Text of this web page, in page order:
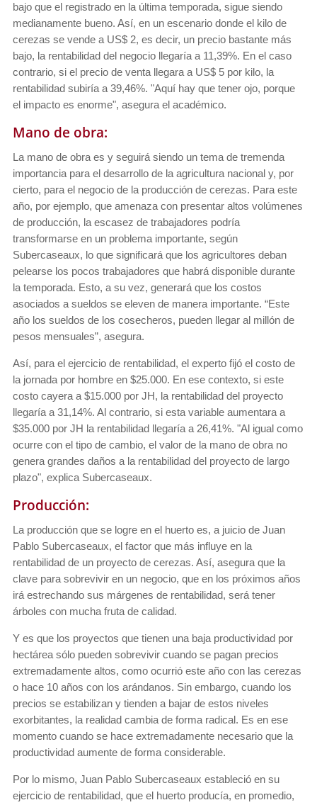
bajo que el registrado en la última temporada, sigue siendo
medianamente bueno. Así, en un escenario donde el kilo de
cerezas se vende a US$ 2, es decir, un precio bastante más
bajo, la rentabilidad del negocio llegaría a 11,39%. En el caso
contrario, si el precio de venta llegara a US$ 5 por kilo, la
rentabilidad subiría a 39,46%. "Aquí hay que tener ojo, porque
el impacto es enorme", asegura el académico.
Mano de obra:
La mano de obra es y seguirá siendo un tema de tremenda
importancia para el desarrollo de la agricultura nacional y, por
cierto, para el negocio de la producción de cerezas. Para este
año, por ejemplo, que amenaza con presentar altos volúmenes
de producción, la escasez de trabajadores podría
transformarse en un problema importante, según
Subercaseaux, lo que significará que los agricultores deban
pelearse los pocos trabajadores que habrá disponible durante
la temporada. Esto, a su vez, generará que los costos
asociados a sueldos se eleven de manera importante. “Este
año los sueldos de los cosecheros, pueden llegar al millón de
pesos mensuales”, asegura.
Así, para el ejercicio de rentabilidad, el experto fijó el costo de
la jornada por hombre en $25.000. En ese contexto, si este
costo cayera a $15.000 por JH, la rentabilidad del proyecto
llegaría a 31,14%. Al contrario, si esta variable aumentara a
$35.000 por JH la rentabilidad llegaría a 26,41%. "Al igual como
ocurre con el tipo de cambio, el valor de la mano de obra no
genera grandes daños a la rentabilidad del proyecto de largo
plazo", explica Subercaseaux.
Producción:
La producción que se logre en el huerto es, a juicio de Juan
Pablo Subercaseaux, el factor que más influye en la
rentabilidad de un proyecto de cerezas. Así, asegura que la
clave para sobrevivir en un negocio, que en los próximos años
irá estrechando sus márgenes de rentabilidad, será tener
árboles con mucha fruta de calidad.
Y es que los proyectos que tienen una baja productividad por
hectárea sólo pueden sobrevivir cuando se pagan precios
extremadamente altos, como ocurrió este año con las cerezas
o hace 10 años con los arándanos. Sin embargo, cuando los
precios se estabilizan y tienden a bajar de estos niveles
exorbitantes, la realidad cambia de forma radical. Es en ese
momento cuando se hace extremadamente necesario que la
productividad aumente de forma considerable.
Por lo mismo, Juan Pablo Subercaseaux estableció en su
ejercicio de rentabilidad, que el huerto producía, en promedio,